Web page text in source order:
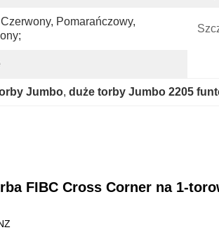
Pomarańczowy,
Jumbo, duże torby Jumbo 2205
FIBC Cross Corner na 1-